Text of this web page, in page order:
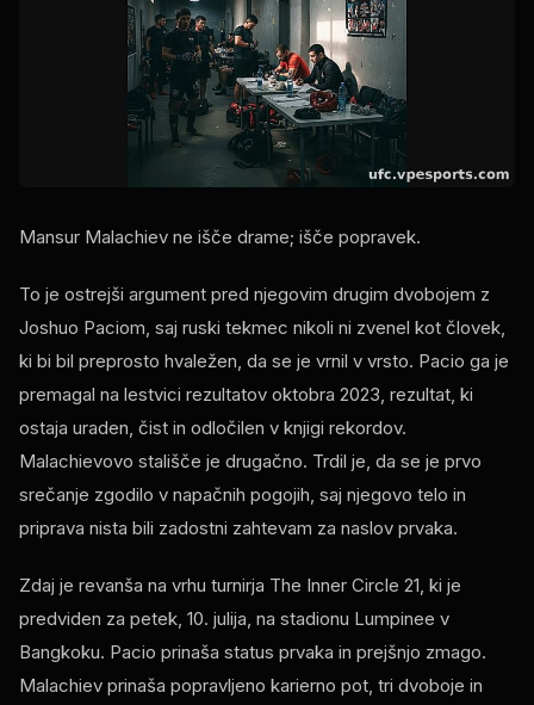
Mansur Malachiev ne išče drame; išče popravek.
To je ostrejši argument pred njegovim drugim dvobojem z
Joshuo Paciom, saj ruski tekmec nikoli ni zvenel kot človek,
ki bi bil preprosto hvaležen, da se je vrnil v vrsto. Pacio ga je
premagal na lestvici rezultatov oktobra 2023, rezultat, ki
ostaja uraden, čist in odločilen v knjigi rekordov.
Malachievovo stališče je drugačno. Trdil je, da se je prvo
srečanje zgodilo v napačnih pogojih, saj njegovo telo in
priprava nista bili zadostni zahtevam za naslov prvaka.
Zdaj je revanša na vrhu turnirja The Inner Circle 21, ki je
predviden za petek, 10. julija, na stadionu Lumpinee v
Bangkoku. Pacio prinaša status prvaka in prejšnjo zmago.
Malachiev prinaša popravljeno karierno pot, tri dvoboje in